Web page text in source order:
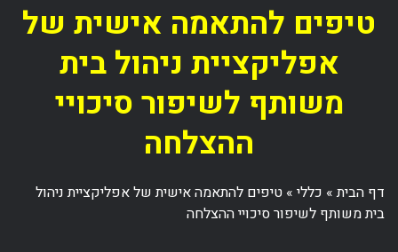
טיפים להתאמה אישית של
אפליקציית ניהול בית
משותף לשיפור סיכויי
ההצלחה
דף הבית» כללי» טיפים להתאמה אישית של אפליקציית ניהול
בית משותף לשיפור סיכויי ההצלחה